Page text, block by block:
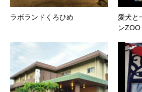
ラボランドくろひめ
愛犬と
ンZOO